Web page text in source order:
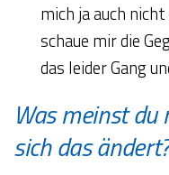
mich ja auch
schaue mir die
das leider Gang
Was meinst
sich das